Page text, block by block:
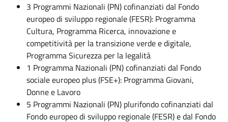
3 Programmi Nazionali (PN) cofinanziati dal Fondo
europeo di sviluppo regionale (FESR): Programma
Cultura, Programma Ricerca, innovazione e
competitività per la transizione verde e digitale,
Programma Sicurezza per la legalità
1 Programma Nazionali (PN) cofinanziati dal Fondo
sociale europeo plus (FSE+): Programma Giovani,
Donne e Lavoro
5 Programmi Nazionali (PN) plurifondo cofinanziati dal
Fondo europeo di sviluppo regionale (FESR) e dal Fondo